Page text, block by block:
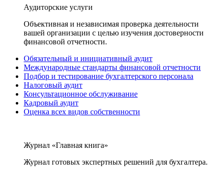
Аудиторские услуги
Объективная и независимая проверка деятельности
вашей организации с целью изучения достоверности
финансовой отчетности.
Обязательный и инициативный аудит
Международные стандарты финансовой отчетности
Подбор и тестирование бухгалтерского персонала
Налоговый аудит
Консультационное обслуживание
Кадровый аудит
Оценка всех видов собственности
Журнал «Главная книга»
Журнал готовых экспертных решений для бухгалтера.